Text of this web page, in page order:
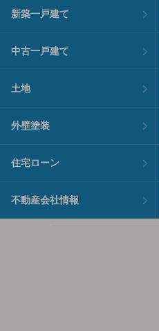
新築一戸建て
中古一戸建て
土地
外壁塗装
住宅ローン
不動産会社情報